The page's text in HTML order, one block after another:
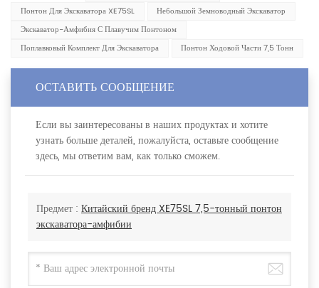
Понтон Для Экскаватора XE75SL
Небольшой Земноводный Экскаватор
Экскаватор-Амфибия С Плавучим Понтоном
Поплавковый Комплект Для Экскаватора
Понтон Ходовой Части 7,5 Тонн
ОСТАВИТЬ СООБЩЕНИЕ
Если вы заинтересованы в наших продуктах и хотите
узнать больше деталей, пожалуйста, оставьте сообщение
здесь, мы ответим вам, как только сможем.
Предмет : Китайский бренд XE75SL 7,5-тонный понтон
экскаватора-амфибии